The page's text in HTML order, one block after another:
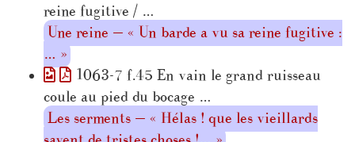
reine fugitive / …
Une reine — « Un barde a vu sa reine fugitive :
… »
1063-7 f.45 En vain le grand ruisseau
coule au pied du bocage …
Les serments — « Hélas ! que les vieillards